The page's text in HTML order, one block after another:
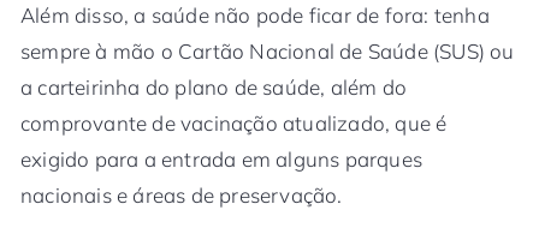
Além disso, a saúde não pode ficar de fora: tenha
sempre à mão o Cartão Nacional de Saúde (SUS) ou
a carteirinha do plano de saúde, além do
comprovante de vacinação atualizado, que é
exigido para a entrada em alguns parques
nacionais e áreas de preservação.